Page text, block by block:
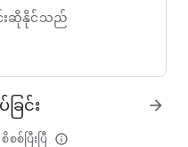
ပ်ဖြင့်၊ သင်သည်
ပြီး ၎င်းတို့ကို လွယ်ကူစွာ
ြုံအောင်ထားပါ။
လိုပါက ကြည့်ရှုရန်အတွက်
ောင်းမွန်သောလုံခြုံမှုရှိစေ
လင့်ခ်တွင် စကားဝှက်တစ်ခု
င်းဆိုနိုင်သည်
ြင်း
ပြီးပြီ info_outline
arrow_forward